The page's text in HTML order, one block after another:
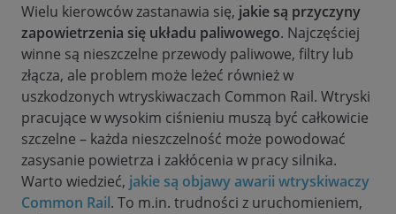
Wielu kierowców zastanawia się, jakie są przyczyny
zapowietrzenia się układu paliwowego. Najczęściej
winne są nieszczelne przewody paliwowe, filtry lub
złącza, ale problem może leżeć również w
uszkodzonych wtryskiwaczach Common Rail. Wtryski
pracujące w wysokim ciśnieniu muszą być całkowicie
szczelne – każda nieszczelność może powodować
zasysanie powietrza i zakłócenia w pracy silnika.
Warto wiedzieć, jakie są objawy awarii wtryskiwaczy
Common Rail. To m.in. trudności z uruchomieniem,